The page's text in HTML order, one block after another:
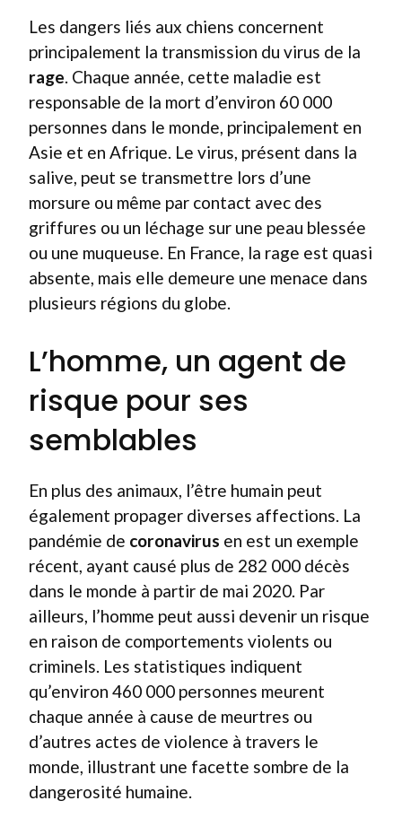
Les dangers liés aux chiens concernent
principalement la transmission du virus de la
rage. Chaque année, cette maladie est
responsable de la mort d’environ 60 000
personnes dans le monde, principalement en
Asie et en Afrique. Le virus, présent dans la
salive, peut se transmettre lors d’une
morsure ou même par contact avec des
griffures ou un léchage sur une peau blessée
ou une muqueuse. En France, la rage est quasi
absente, mais elle demeure une menace dans
plusieurs régions du globe.
L’homme, un agent de
risque pour ses
semblables
En plus des animaux, l’être humain peut
également propager diverses affections. La
pandémie de coronavirus en est un exemple
récent, ayant causé plus de 282 000 décès
dans le monde à partir de mai 2020. Par
ailleurs, l’homme peut aussi devenir un risque
en raison de comportements violents ou
criminels. Les statistiques indiquent
qu’environ 460 000 personnes meurent
chaque année à cause de meurtres ou
d’autres actes de violence à travers le
monde, illustrant une facette sombre de la
dangerosité humaine.